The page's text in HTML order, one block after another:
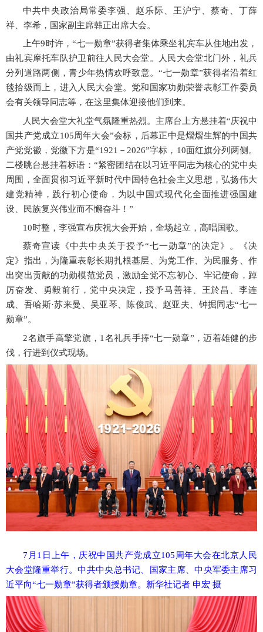
中共中央政治局常委李强、赵乐际、王沪宁、蔡奇、丁薛
祥、李希，国家副主席韩正出席大会。
上午9时许，“七一勋章”获得者集体乘坐礼宾车从住地出发，
由礼宾摩托车队护卫前往人民大会堂。人民大会堂北门外，礼兵
分列道路两侧，青少年热情欢呼致意。“七一勋章”获得者沿着红
毯拾级而上，进入人民大会堂。党和国家功勋荣誉表彰工作委员
会有关领导同志等，在这里集体迎接他们到来。
人民大会堂大礼堂气氛隆重热烈。主席台上方悬挂着“庆祝中
国共产党成立105周年大会”会标，后幕正中是熠熠生辉的中国共
产党党徽，党徽下方是“1921－2026”字标，10面红旗分列两侧。
二楼眺台悬挂着标语：“紧密团结在以习近平同志为核心的党中央
周围，全面贯彻习近平新时代中国特色社会主义思想，弘扬伟大
建党精神，践行初心使命，为以中国式现代化全面推进强国建
设、民族复兴伟业而不懈奋斗！”
10时整，李强宣布庆祝大会开始，全场起立，高唱国歌。
蔡奇宣读《中共中央关于授予“七一勋章”的决定》。《决
定》指出，为隆重表彰长期扎根基层、为党工作、为民服务、作
出突出贡献的功勋模范党员，激励全党不忘初心、牢记使命，踔
厉奋发、勇毅前行，党中央决定，授予马善祥、王於昌、李连
成、吾哈斯·苏来曼、吴亚琴、陈俊武、赵亚夫、钟掘同志“七一
勋章”。
2名旗手高擎党旗，1名礼兵手捧“七一勋章”，迈着雄健的步
伐，行进到仪式现场。
7月1日上午，庆祝中国共产党成立105周年大会在北京人民
大会堂隆重举行。中共中央总书记、国家主席、中央军委主席习
近平向“七一勋章”获得者颁授勋章。新华社记者 申宏 摄